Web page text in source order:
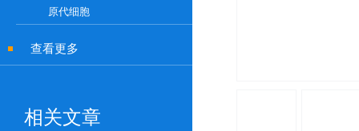
原代细胞
查看更多
相关文章